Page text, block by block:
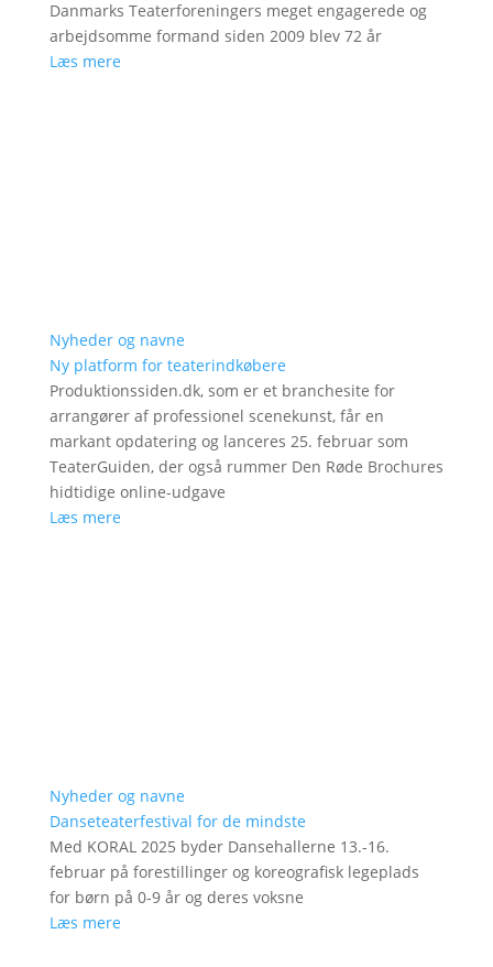
Danmarks Teaterforeningers meget engagerede og
arbejdsomme formand siden 2009 blev 72 år
Læs mere
Nyheder og navne
Ny platform for teaterindkøbere
Produktionssiden.dk, som er et branchesite for
arrangører af professionel scenekunst, får en
markant opdatering og lanceres 25. februar som
TeaterGuiden, der også rummer Den Røde Brochures
hidtidige online-udgave
Læs mere
Nyheder og navne
Danseteaterfestival for de mindste
Med KORAL 2025 byder Dansehallerne 13.-16.
februar på forestillinger og koreografisk legeplads
for børn på 0-9 år og deres voksne
Læs mere